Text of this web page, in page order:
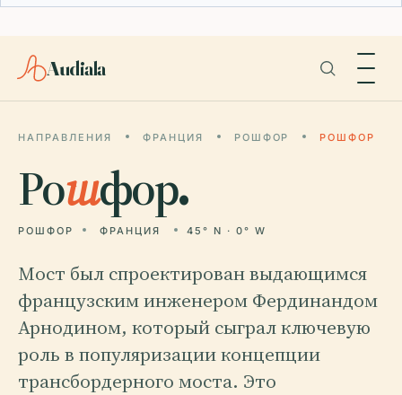
Audiala
НАПРАВЛЕНИЯ ФРАНЦИЯ РОШФОР РОШФОР
Рошфор.
РОШФОР ФРАНЦИЯ 45° N · 0° W
Мост был спроектирован выдающимся
французским инженером Фердинандом
Арнодином, который сыграл ключевую
роль в популяризации концепции
трансбордерного моста. Это